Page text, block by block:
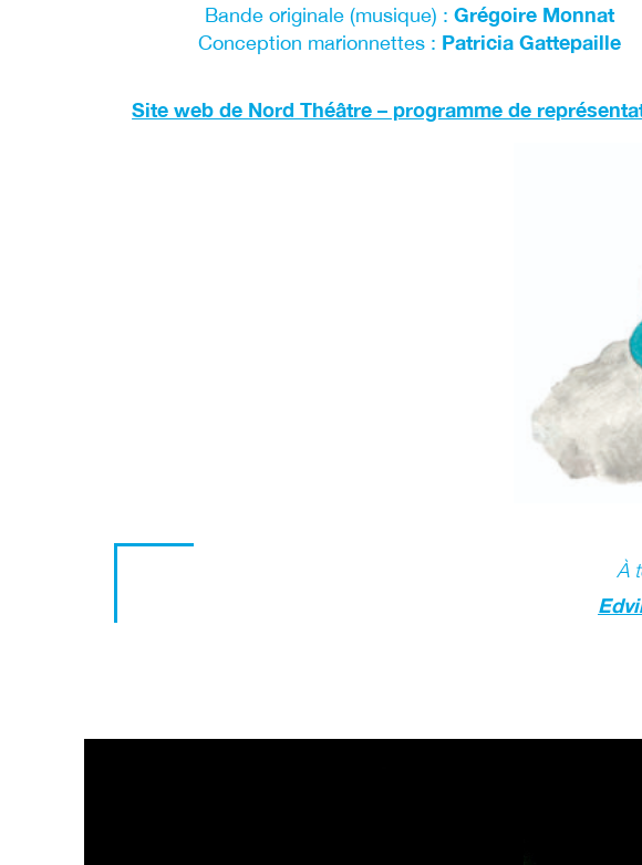
Bande originale (musique) : Grégoire Monnat
Conception marionnettes : Patricia Gattepaille
Site web de Nord Théâtre – programme de
À